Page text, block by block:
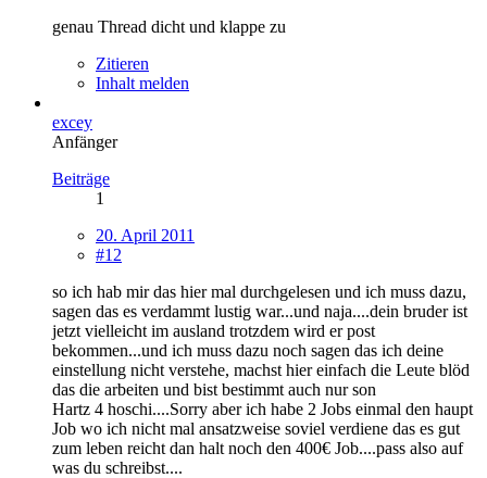
genau Thread dicht und klappe zu
Zitieren
Inhalt melden
excey
Anfänger
Beiträge
1
20. April 2011
#12
so ich hab mir das hier mal durchgelesen und ich muss dazu,
sagen das es verdammt lustig war...und naja....dein bruder ist
jetzt vielleicht im ausland trotzdem wird er post
bekommen...und ich muss dazu noch sagen das ich deine
einstellung nicht verstehe, machst hier einfach die Leute blöd
das die arbeiten und bist bestimmt auch nur son
Hartz 4 hoschi....Sorry aber ich habe 2 Jobs einmal den haupt
Job wo ich nicht mal ansatzweise soviel verdiene das es gut
zum leben reicht dan halt noch den 400€ Job....pass also auf
was du schreibst....